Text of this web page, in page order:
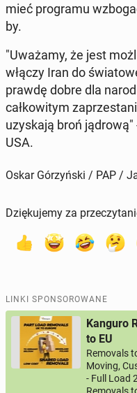
mieć pro­gra­mu
by.
"Uważamy, że jest
włączy Iran do
praw­dę dobre dla
cał­ko­wi­tym
uzy­ska­ją broń
USA.
Oskar Górzyński / PAP /
Dziękujemy za
LINKI SPONSOROWANE
Kanguro
to EU
Removals
Moving,
- Full Load